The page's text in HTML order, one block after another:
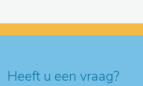
Heeft u een vraag?